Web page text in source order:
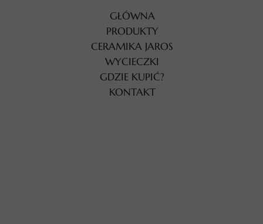
GŁÓWNA
PRODUKTY
CERAMIKA JAROS
WYCIECZKI
GDZIE KUPIĆ?
KONTAKT